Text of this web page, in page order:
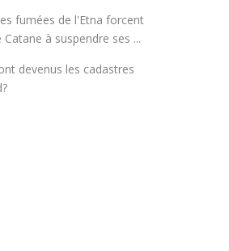
fumées de l'Etna forcent
à suspendre ses ...
devenus les cadastres